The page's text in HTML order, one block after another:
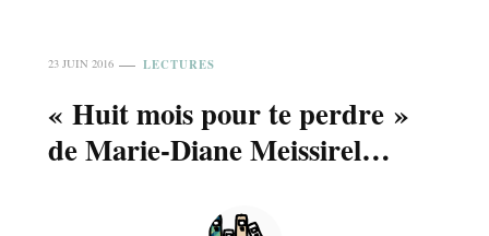
23 JUIN 2016 LECTURES
« Huit mois pour te perdre »
de Marie-Diane Meissirel…